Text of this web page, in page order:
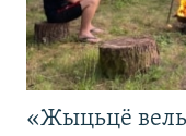
«Жыцьцё